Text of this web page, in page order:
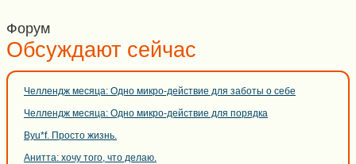
Форум
Обсуждают сейчас
Челлендж месяца: Одно микро-действие для заботы о себе
Челлендж месяца: Одно микро-действие для порядка
Byu*f. Просто жизнь.
Анитта: хочу того, что делаю.